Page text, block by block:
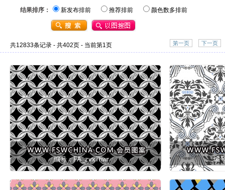
结果排序： 新发布排前 推荐排前 颜色数多排前
共12833条记录 - 共402页 - 当前第1页 第一页 下一页
编号：FA_zvx7hwr 编